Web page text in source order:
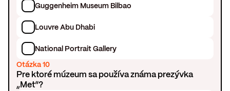
Guggenheim Museum Bilbao
Louvre Abu Dhabi
National Portrait Gallery
Otázka 10
Pre ktoré múzeum sa používa známa prezývka
„Met“?